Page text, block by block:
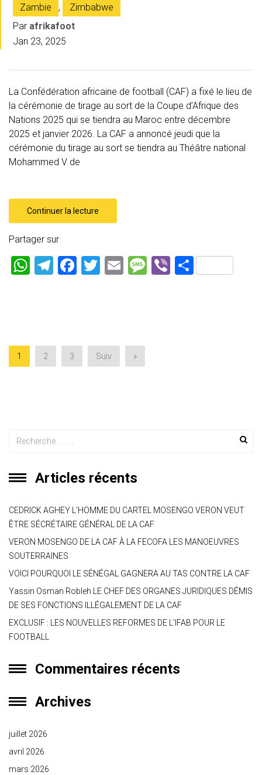
Zambie
,
Zimbabwe
Par afrikafoot
Jan 23, 2025
La Confédération africaine de football (CAF) a fixé le lieu de
la cérémonie de tirage au sort de la Coupe d’Afrique des
Nations 2025 qui se tiendra au Maroc entre décembre
2025 et janvier 2026. La CAF a annoncé jeudi que la
cérémonie du tirage au sort se tiendra au Théâtre national
Mohammed V de
Continuer la lecture
Partager sur
W
A
T
a
F
o
T
E
M Vi P
1 2 3 Suiv »
Articles récents
CEDRICK AGHEY L’HOMME DU CARTEL MOSENGO VERON VEUT
ÊTRE SÉCRÉTAIRE GÉNÉRAL DE LA CAF
VERON MOSENGO DE LA CAF À LA FECOFA LES MANOEUVRES
SOUTERRAINES
VOICI POURQUOI LE SÉNÉGAL GAGNERA AU TAS CONTRE LA CAF
Yassin Osman Robleh LE CHEF DES ORGANES JURIDIQUES DÉMIS
DE SES FONCTIONS ILLÉGALEMENT DE LA CAF
EXCLUSIF : LES NOUVELLES REFORMES DE L’IFAB POUR LE
FOOTBALL
Commentaires récents
Archives
juillet 2026
avril 2026
mars 2026